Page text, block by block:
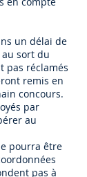
un délai de
sort du
pas réclamés
remis en
concours.
par
au
pourra être
pas à